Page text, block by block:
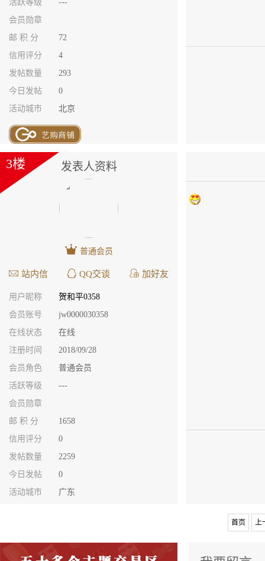
活跃等级
---
会员勋章
邮 积 分
72
信用评分
4
发帖数量
293
今日发帖
0
活动城市
北京
发表人资料
3楼
普通会员
站内信 QQ交谈 加好友
用户昵称
贺和平0358
会员账号
jw0000030358
在线状态
在线
注册时间
2018/09/28
会员角色
普通会员
活跃等级
---
会员勋章
邮 积 分
1658
信用评分
0
发帖数量
2259
今日发帖
0
活动城市
广东
首页 上